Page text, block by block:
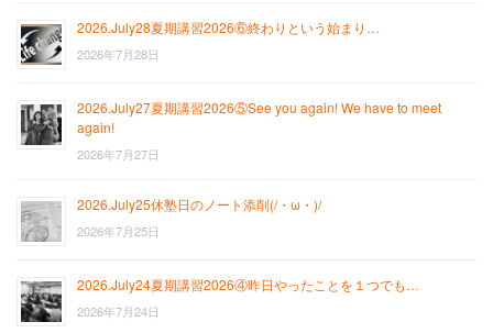
2026.July28夏期講習2026⑥終わりという始まり…
2026年7月28日
2026.July27夏期講習2026⑤See you again! We have to meet
again!
2026年7月27日
2026.July25休塾日のノート添削(/・ω・)/
2026年7月25日
2026.July24夏期講習2026④昨日やったことを１つでも…
2026年7月24日